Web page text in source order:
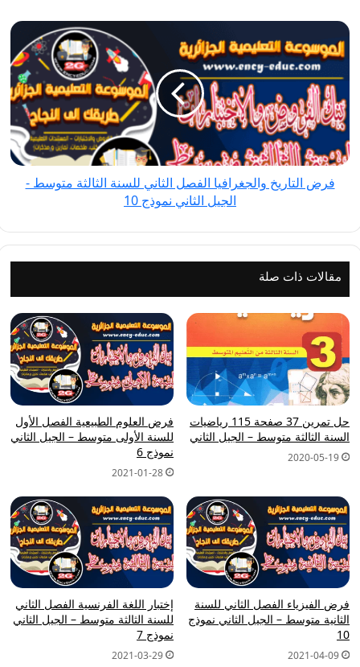
نموذج
فرض
التاريخ
والجغرافيا
الفصل
الثاني
للسنة
الثالثة
متوسط
نموذج
10
فرض التاريخ والجغرافيا الفصل الثاني للسنة الثالثة متوسط -
الجيل الثاني نموذج 10
مقالات ذات صلة
حل تمرين 37 صفحة 115 رياضيات
السنة الثالثة متوسط – الجيل الثاني
2020-05-19
فرض العلوم الطبيعية الفصل الأول
للسنة الأولى متوسط – الجيل الثاني
نموذج 6
2021-01-28
فرض الفيزياء الفصل الثاني للسنة
الثانية متوسط – الجيل الثاني نموذج
10
2021-04-09
إختبار اللغة الفرنسية الفصل الثاني
للسنة الثالثة متوسط – الجيل الثاني
نموذج 7
2021-03-29